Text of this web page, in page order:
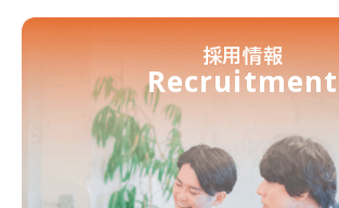
採用情報
Recruitment